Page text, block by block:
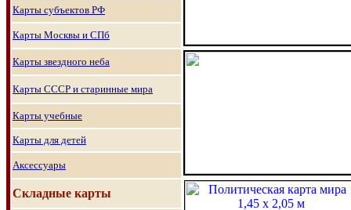
Карты субъектов РФ
Карты Москвы и СПб
Карты звездного неба
Карты СССР и старинные мира
Карты учебные
Карты для детей
Аксессуары
Складные карты